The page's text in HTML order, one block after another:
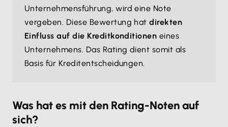
Unternehmensführung, wird eine Note
vergeben. Diese Bewertung hatdirekten
Einfluss auf die Kreditkonditionen eines
Unternehmens. Das Rating dient somit als
Basis für Kreditentscheidungen.
Was hat es mit den Rating-Noten auf
sich?